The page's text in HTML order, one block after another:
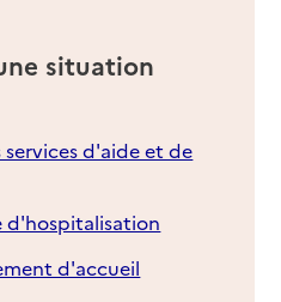
situation
d'aide et de
d'hospitalisation
d'accueil